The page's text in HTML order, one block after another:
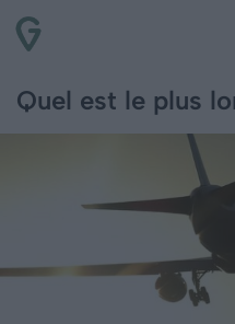
Quel est le plus